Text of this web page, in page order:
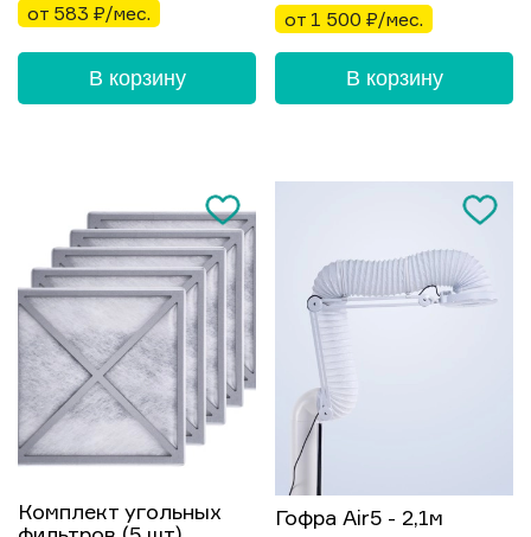
от 583 ₽/мес.
В корзину
от 1 500 ₽/мес.
В корзину
Комплект угольных
Гофра Air5 - 2,1м